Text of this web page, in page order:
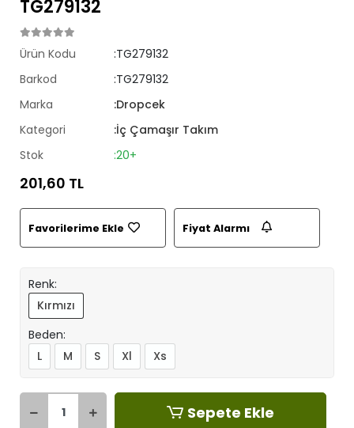
TG279132
Ürün Kodu
:TG279132
Barkod
:TG279132
Marka
:Dropcek
Kategori
:İç Çamaşır Takım
Stok
:20+
201,60 TL
Favorilerime Ekle Fiyat Alarmı
Renk:
Kırmızı
Beden:
L
M S Xl Xs
Sepete Ekle